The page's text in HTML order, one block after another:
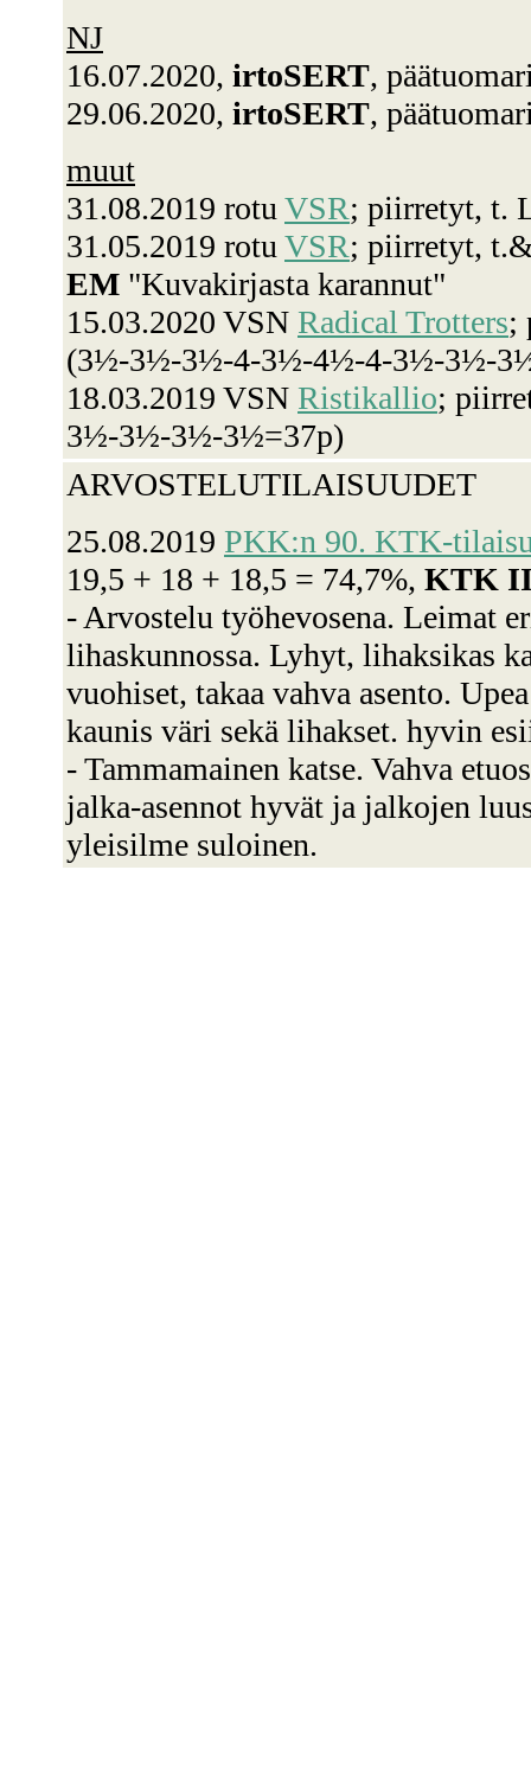
NJ
16.07.2020, irtoSERT,
29.06.2020, irtoSERT,
muut
31.08.2019 rotu VSR; piirretyt, t.
31.05.2019 rotu VSR; piirretyt,
EM "Kuvakirjasta karannut"
15.03.2020 VSN Radical Trotters;
(3½-3½-3½-4-3½-4½-4-3½-3½-
18.03.2019 VSN Ristikallio;
3½-3½-3½-3½=37p)
ARVOSTELUTILAISUUDET
25.08.2019 PKK:n 90. KTK-
19,5 + 18 + 18,5 = 74,7%, KTK
- Arvostelu työhevosena. Leimat
lihaskunnossa. Lyhyt, lihaksikas
vuohiset, takaa vahva asento.
kaunis väri sekä lihakset. hyvin
- Tammamainen katse. Vahva
jalka-asennot hyvät ja jalkojen
yleisilme suloinen.